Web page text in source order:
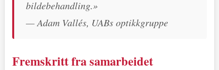
bildebehandling.»
— Adam Vallés, UABs optikkgruppe
Fremskritt fra samarbeidet